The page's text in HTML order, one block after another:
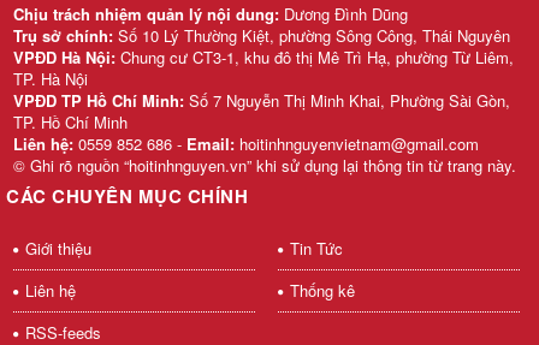
Chịu trách nhiệm quản lý nội dung: Dương Đình Dũng
Trụ sở chính: Số 10 Lý Thường Kiệt, phường Sông Công, Thái Nguyên
VPĐD Hà Nội: Chung cư CT3-1, khu đô thị Mê Trì Hạ, phường Từ Liêm,
TP. Hà Nội
VPĐD TP Hồ Chí Minh: Số 7 Nguyễn Thị Minh Khai, Phường Sài Gòn,
TP. Hồ Chí Minh
Liên hệ: 0559 852 686 - Email: hoitinhnguyenvietnam@gmail.com
© Ghi rõ nguồn “hoitinhnguyen.vn” khi sử dụng lại thông tin từ trang này.
CÁC CHUYÊN MỤC CHÍNH
Giới thiệu
Tin Tức
Liên hệ
Thống kê
RSS-feeds